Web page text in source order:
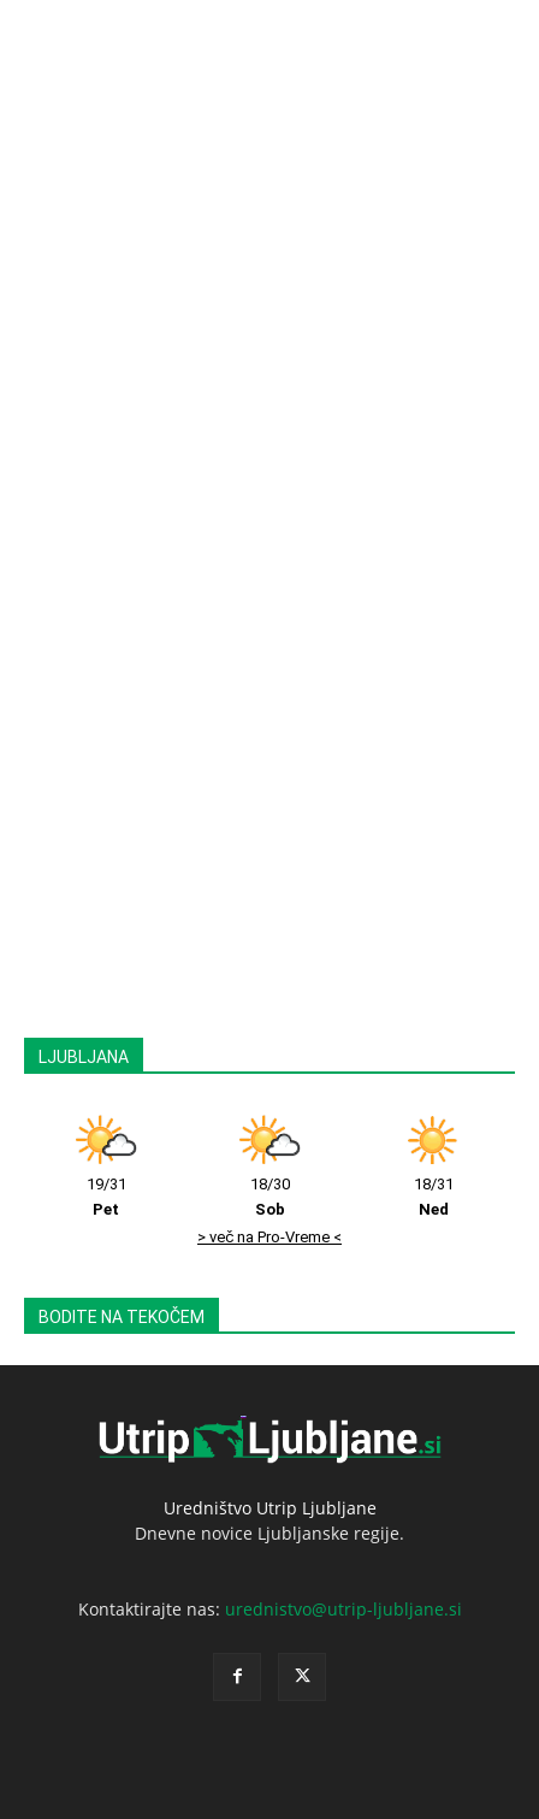
LJUBLJANA
19/31
Pet
18/30
Sob
18/31
Ned
> več na Pro-Vreme <
BODITE NA TEKOČEM
Uredništvo Utrip Ljubljane
Dnevne novice Ljubljanske regije.
Kontaktirajte nas: urednistvo@utrip-ljubljane.si